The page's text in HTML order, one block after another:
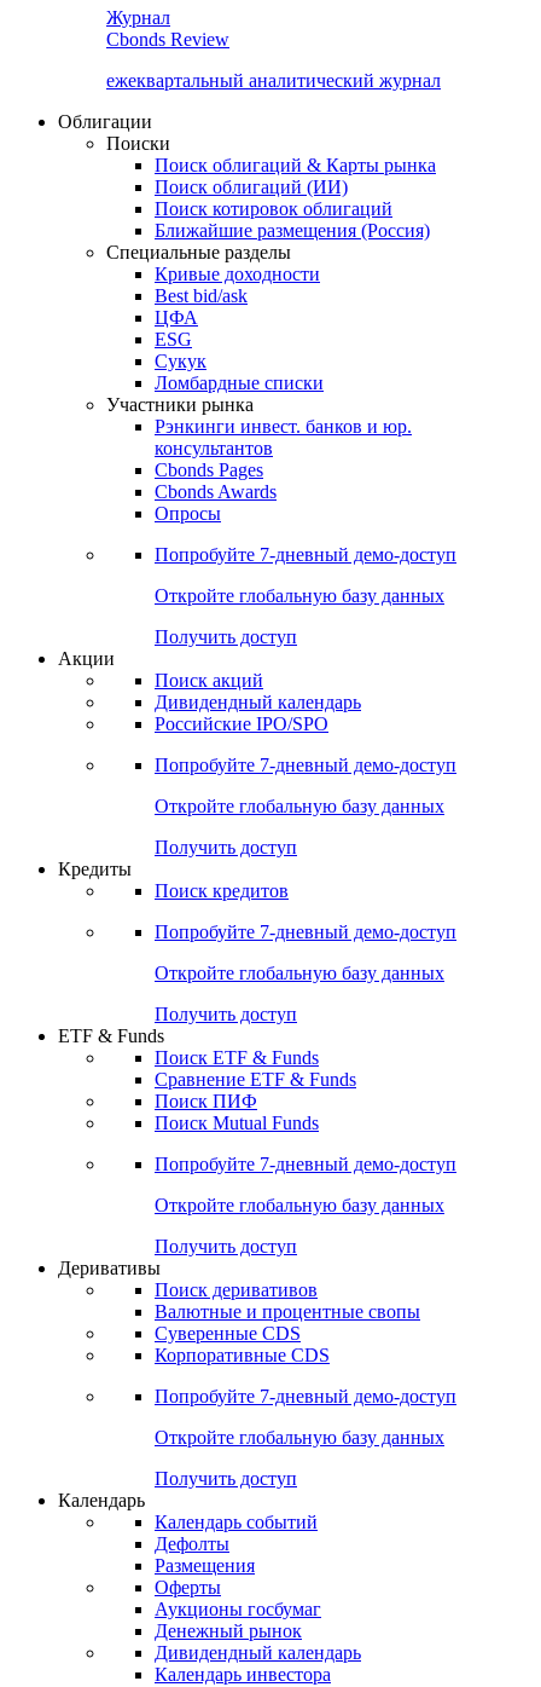
Журнал
Cbonds Review
ежеквартальный аналитический журнал
Облигации
Поиски
Поиск облигаций & Карты рынка
Поиск облигаций (ИИ)
Поиск котировок облигаций
Ближайшие размещения (Россия)
Специальные разделы
Кривые доходности
Best bid/ask
ЦФА
ESG
Сукук
Ломбардные списки
Участники рынка
Рэнкинги инвест. банков и юр.
консультантов
Cbonds Pages
Cbonds Awards
Опросы
Попробуйте 7-дневный демо-доступ
Откройте глобальную базу данных
Получить доступ
Акции
Поиск акций
Дивидендный календарь
Российские IPO/SPO
Попробуйте 7-дневный демо-доступ
Откройте глобальную базу данных
Получить доступ
Кредиты
Поиск кредитов
Попробуйте 7-дневный демо-доступ
Откройте глобальную базу данных
Получить доступ
ETF & Funds
Поиск ETF & Funds
Сравнение ETF & Funds
Поиск ПИФ
Поиск Mutual Funds
Попробуйте 7-дневный демо-доступ
Откройте глобальную базу данных
Получить доступ
Деривативы
Поиск деривативов
Валютные и процентные свопы
Суверенные CDS
Корпоративные CDS
Попробуйте 7-дневный демо-доступ
Откройте глобальную базу данных
Получить доступ
Календарь
Календарь событий
Дефолты
Размещения
Оферты
Аукционы госбумаг
Денежный рынок
Дивидендный календарь
Календарь инвестора